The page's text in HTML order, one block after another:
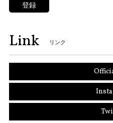
登録
Link リンク